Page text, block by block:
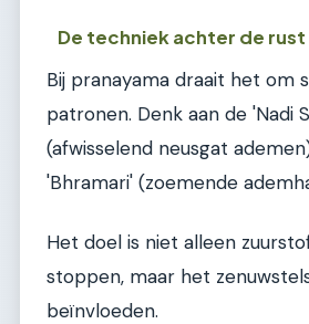
De techniek achter de rust
Bij pranayama draait het om
patronen. Denk aan de 'Nadi
(afwisselend neusgat
'Bhramari' (zoemende
Het doel is niet alleen
stoppen, maar het
beïnvloeden.